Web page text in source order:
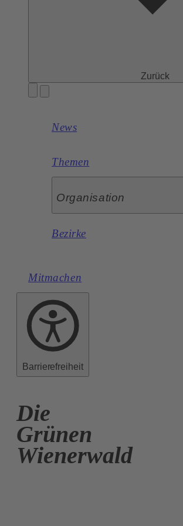
Zurück
News
Themen
Organisation
Bezirke
Mitmachen
Barrierefreiheit
Die
Grünen
Wienerwald